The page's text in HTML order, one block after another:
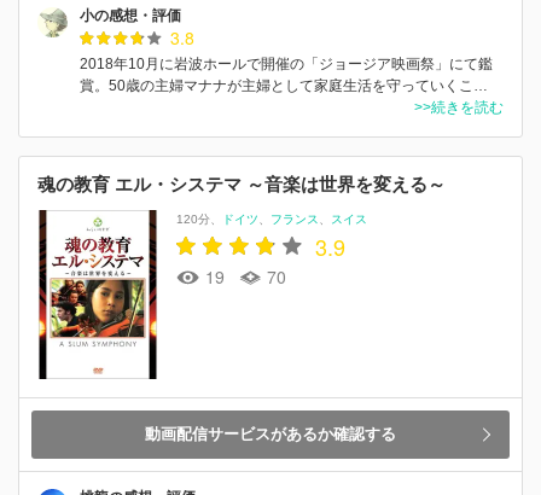
小の感想・評価
3.8
2018年10月に岩波ホールで開催の「ジョージア映画祭」にて鑑
賞。50歳の主婦マナナが主婦として家庭生活を守っていくこ…
>>続きを読む
魂の教育 エル・システマ ～音楽は世界を変える～
120分 ドイツ フランス スイス
3.9
19 70
動画配信サービスがあるか確認する